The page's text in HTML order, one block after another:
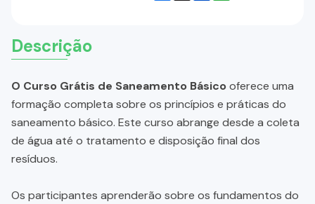
Descrição
O Curso Grátis de Saneamento Básicooferece uma
formação completa sobre os princípios e práticas do
saneamento básico. Este curso abrange desde a coleta
de água até o tratamento e disposição final dos
resíduos.
Os participantes aprenderão sobre os fundamentos do